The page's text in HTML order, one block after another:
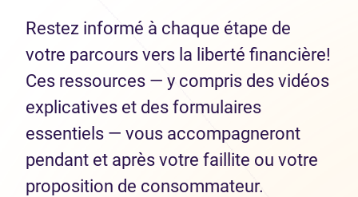
Restez informé à chaque étape de
votre parcours vers la liberté financière!
Ces ressources — y compris des vidéos
explicatives et des formulaires
essentiels — vous accompagneront
pendant et après votre faillite ou votre
proposition de consommateur.